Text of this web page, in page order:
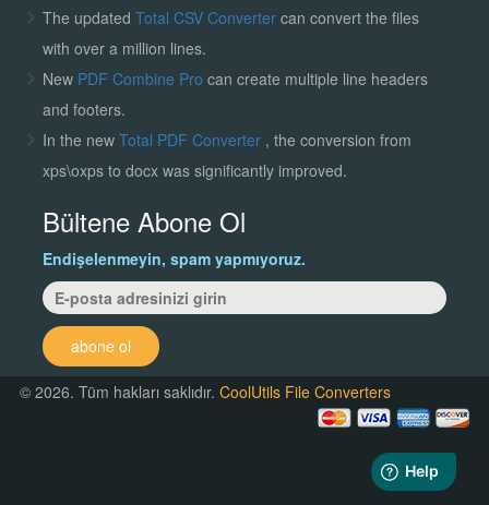
The updated Total CSV Convertercan convert the files
with over a million lines.
New PDF Combine Pro can create multiple line headers
and footers.
In the new Total PDF Converter , the conversion from
xps\oxps to docx was significantly improved.
Bültene Abone Ol
Endişelenmeyin, spam yapmıyoruz.
abone ol
© 2026. Tüm hakları saklıdır.CoolUtils File Converters